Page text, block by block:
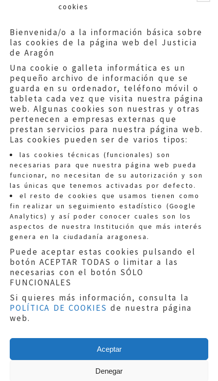
cookies
Bienvenida/o a la información básica sobre
las cookies de la página web del Justicia
de Aragón
Una cookie o galleta informática es un
pequeño archivo de información que se
guarda en su ordenador, teléfono móvil o
tableta cada vez que visita nuestra página
web. Algunas cookies son nuestras y otras
pertenecen a empresas externas que
prestan servicios para nuestra página web.
Las cookies pueden ser de varios tipos:
las cookies técnicas (funcionales) son
necesarias para que nuestra página web pueda
funcionar, no necesitan de su autorización y son
las únicas que tenemos activadas por defecto.
el resto de cookies que usamos tienen como
fin realizar un seguimiento estadístico (Google
Analytics) y así poder conocer cuales son los
aspectos de nuestra Institución que más interés
genera en la ciudadanía aragonesa.
Puede aceptar estas cookies pulsando el
botón ACEPTAR TODAS o limitar a las
necesarias con el botón SÓLO
FUNCIONALES
Si quieres más información, consulta la
POLÍTICA DE COOKIES de nuestra página
web.
Aceptar
Denegar
Quejas:quejas@eljusticiadearagon.es
Información general:
informacion@eljusticiadearagon.es
Teléfonos:900 210 210/
Aviso legal|Política de privacidad|
Protección de Datos
Política de cookies
Copyright © 2019El Justicia de Aragón|
Sephor Consulting